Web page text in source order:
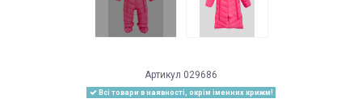
Артикул 029686
Всі товари в наявності, окрім іменних крижм!